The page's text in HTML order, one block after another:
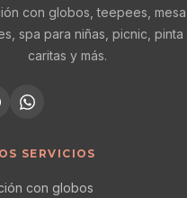
con globos, teepees, mesa
spa para niñas, picnic, pinta
caritas y más.
SERVICIOS
con globos